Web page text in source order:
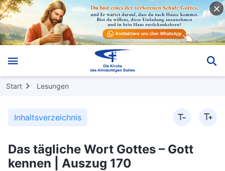
Start Lesungen
Inhaltsverzeichnis
Das tägliche Wort Gottes – Gott
kennen | Auszug 170